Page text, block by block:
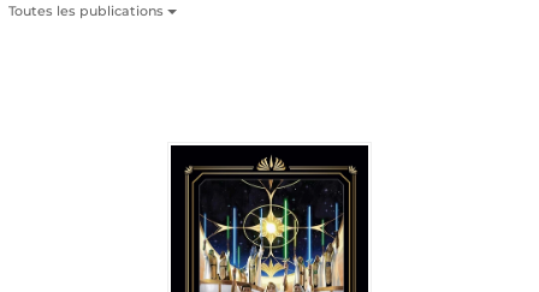
Toutes les publications